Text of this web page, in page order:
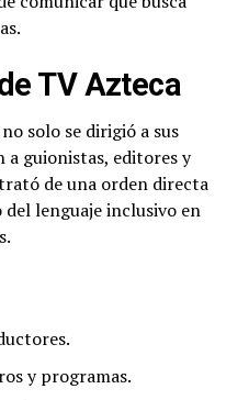
TV Azteca
solo se dirigió a sus
a guionistas, editores y
de una orden directa
lenguaje inclusivo en
y programas.